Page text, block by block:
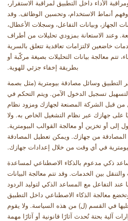
الأداء داخل التطبيق لمراقبة الاستقرار،
وفهم أنماط الاستخدام، وتحسين الوظائف. وقد
الجهاز، وبيانات التفاعل، وسجلات الأعطال،
وعند الاستعانة بمزودي تحليلات من أطراف
خاضعين لالتزامات تعاقدية تتعلق بالسرية
تتم معالجة بيانات التحليلات بصيغة مركّبة أو
بطريقة إخفاء جزئي للهوية.
التطبيق وسائل مصادقة بيومترية (مثل بصمة
تسجيل الدخول الآمن. ويتم التحكم في
من قبل الشركة المصنعة لجهازك ومزود نظام
على جهازك عبر نظام التشغيل الخاص به. ولا
أو تخزين أو معالجة القوالب البيومترية.
المصادقة من جهازك. ويمكن تعطيل المصادقة
في أي وقت من خلال إعدادات جهازك.
ذكي مدعوم بالذكاء الاصطناعي لمساعدة
بين الخدمات. وقد تتم معالجة البيانات
عند التفاعل مع المساعد الذكي لتوليد الردود
معالجة الذكاء الاصطناعي داخل التطبيق
في القسم (ل) من هذه السياسة. ولا يقوم
آلية بحتة تُحدث آثارًا قانونية أو آثارًا مهمة